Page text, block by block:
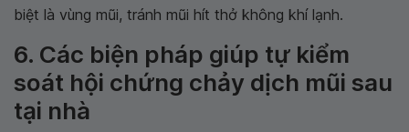
biệt là vùng mũi, tránh mũi hít thở không khí lạnh.
6. Các biện pháp giúp tự kiểm
soát hội chứng chảy dịch mũi sau
tại nhà